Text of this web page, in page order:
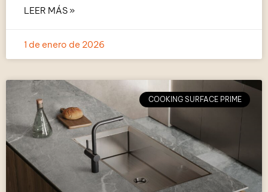
LEER MÁS »
1 de enero de 2026
COOKING SURFACE PRIME